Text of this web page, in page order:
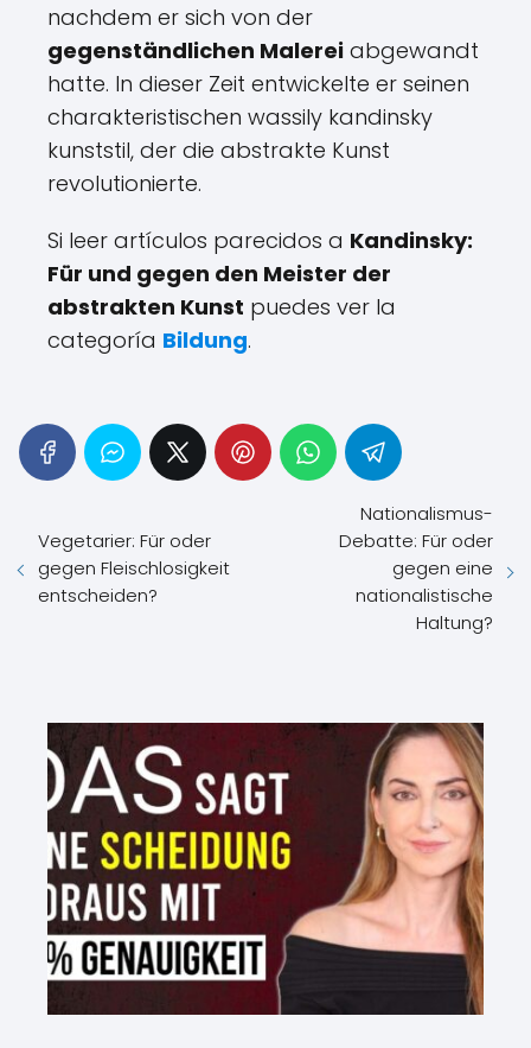
nachdem er sich von der
gegenständlichen Malerei abgewandt
hatte. In dieser Zeit entwickelte er seinen
charakteristischen wassily kandinsky
kunststil, der die abstrakte Kunst
revolutionierte.
Si leer artículos parecidos a Kandinsky:
Für und gegen den Meister der
abstrakten Kunst puedes ver la
categoría Bildung.
Vegetarier: Für oder
gegen Fleischlosigkeit
entscheiden?
Nationalismus-
Debatte: Für oder
gegen eine
nationalistische
Haltung?